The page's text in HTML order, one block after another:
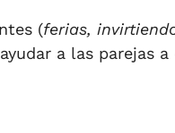
(ferias,
a las parejas